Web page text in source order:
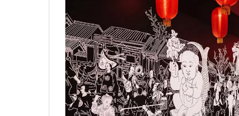
мастер-классы. «Сноб» выбрал 10 событий фестиваля